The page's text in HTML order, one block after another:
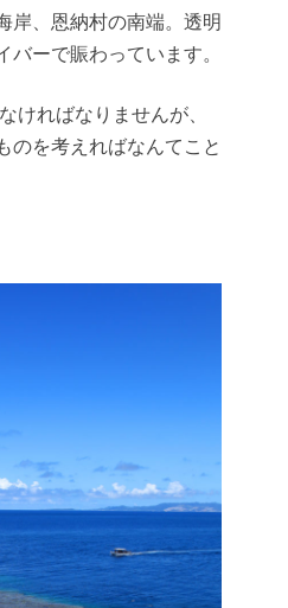
岸、恩納村の南端。透明
ーで賑わっています。
ければなりませんが、
のを考えればなんてこと